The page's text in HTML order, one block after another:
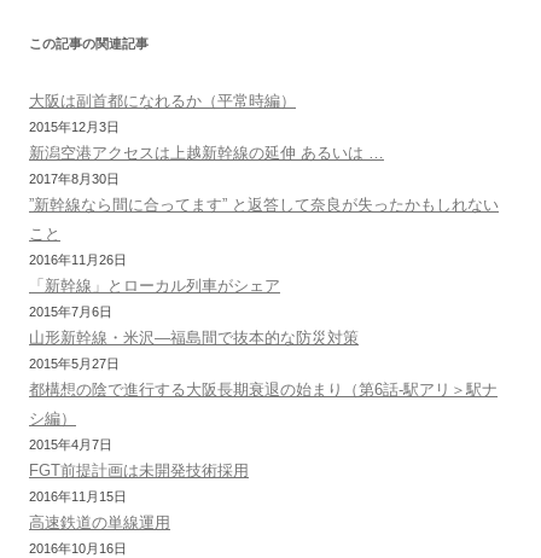
ビ
ゲ
ー
シ
ン
この記事の関連記事
大阪は副首都になれるか（平常時編）
2015年12月3日
新潟空港アクセスは上越新幹線の延伸 あるいは …
2017年8月30日
”新幹線なら間に合ってます” と返答して奈良が失ったかもしれない
こと
2016年11月26日
「新幹線」とローカル列車がシェア
2015年7月6日
山形新幹線・米沢―福島間で抜本的な防災対策
2015年5月27日
都構想の陰で進行する大阪長期衰退の始まり（第6話-駅アリ＞駅ナ
シ編）
2015年4月7日
FGT前提計画は未開発技術採用
2016年11月15日
高速鉄道の単線運用
2016年10月16日